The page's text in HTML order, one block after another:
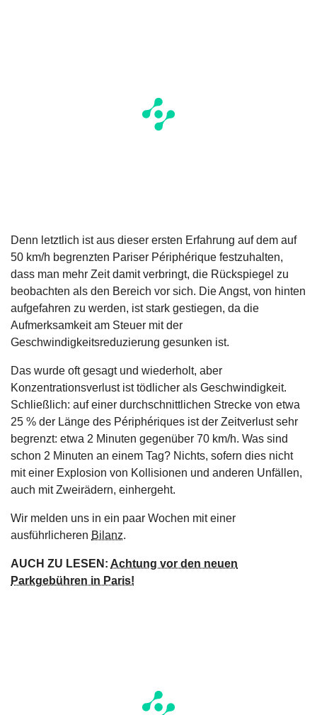
Denn letztlich ist aus dieser ersten Erfahrung auf dem auf
50 km/h begrenzten Pariser Périphérique festzuhalten,
dass man mehr Zeit damit verbringt, die Rückspiegel zu
beobachten als den Bereich vor sich. Die Angst, von hinten
aufgefahren zu werden, ist stark gestiegen, da die
Aufmerksamkeit am Steuer mit der
Geschwindigkeitsreduzierung gesunken ist.
Das wurde oft gesagt und wiederholt, aber
Konzentrationsverlust ist tödlicher als Geschwindigkeit.
Schließlich: auf einer durchschnittlichen Strecke von etwa
25 % der Länge des Périphériques ist der Zeitverlust sehr
begrenzt: etwa 2 Minuten gegenüber 70 km/h. Was sind
schon 2 Minuten an einem Tag? Nichts, sofern dies nicht
mit einer Explosion von Kollisionen und anderen Unfällen,
auch mit Zweirädern, einhergeht.
Wir melden uns in ein paar Wochen mit einer
ausführlicheren Bilanz.
AUCH ZU LESEN: Achtung vor den neuen
Parkgebühren in Paris!